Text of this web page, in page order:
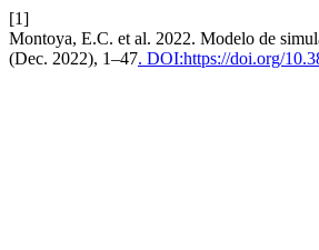
[1]
Montoya, E.C. et al. 2022. Modelo de
(Dec. 2022), 1–47. DOI:https://doi.org/